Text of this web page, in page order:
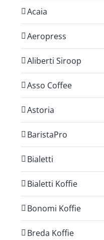
Acaia
Aeropress
Aliberti Siroop
Asso Coffee
Astoria
BaristaPro
Bialetti
Bialetti Koffie
Bonomi Koffie
Breda Koffie